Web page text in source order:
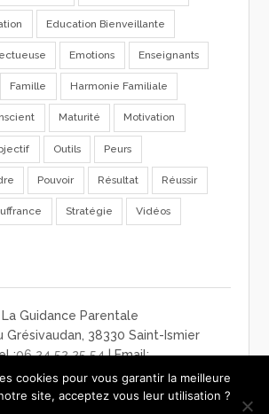
Education Bienveillante
Emotions Enseignants
Famille Harmonie Familiale
Maturité Motivation
Outils Peurs
Pouvoir Résultat Réussir
Stratégie Vidéos
La Guidance Parentale
Grésivaudan, 38330 Saint-Ismier
:06 24 52 25 54| Email:
-charte de confidentialité-CGV
cookies pour vous garantir la meilleure
site, acceptez vous leur utilisation ?